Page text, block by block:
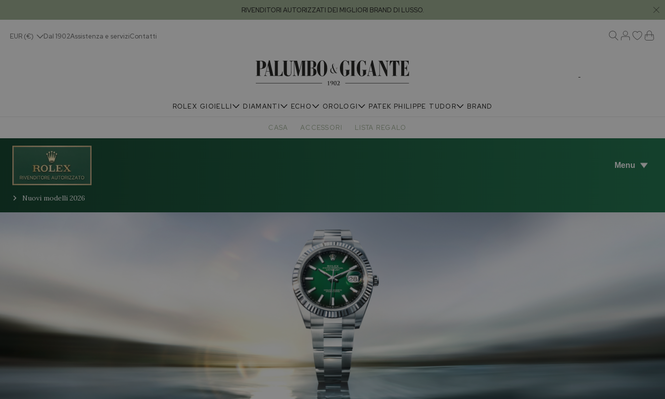
RIVENDITORI AUTORIZZATI DEI MIGLIORI BRAND DI LUSSO.
EUR (€) Dal 1902Assistenza e serviziContatti
ROLEX GIOIELLI DIAMANTI ECHO OROLOGI PATEK PHILIPPE TUDOR BRAND
CASA ACCESSORI LISTA REGALO
Menu
Nuovi modelli 2026